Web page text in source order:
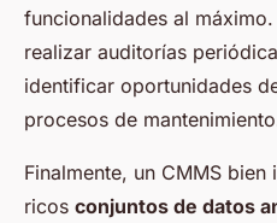
funcionalidades al
realizar auditorías
identificar oportunidades
procesos de
Finalmente, un CMMS
ricos conjuntos de datos